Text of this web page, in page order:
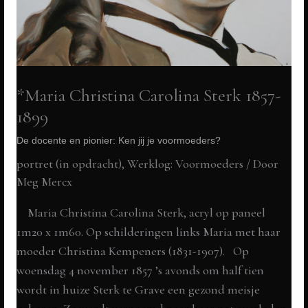
*Maria Christina Carolina Sterk 1857-
1899
De docente en pionier: Ken jij je voormoeders?
portret (in opdracht),Werklog: Voormoeders / Door
Meg Mercx
Maria Christina Carolina Sterk, acryl op paneel
1m20 x 1m60. Op schilderingen links Maria met haar
moeder Christina Kempeners (1831-1907). Op
woensdag 4 november 1857 ’s avonds om half tien
wordt in huize Sterk te Grave een gezond meisje